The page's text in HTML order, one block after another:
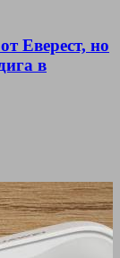
Еверест, но
в